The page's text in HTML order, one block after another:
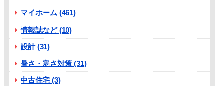
マイホーム (461)
情報誌など (10)
設計 (31)
暑さ・寒さ対策 (31)
中古住宅 (3)